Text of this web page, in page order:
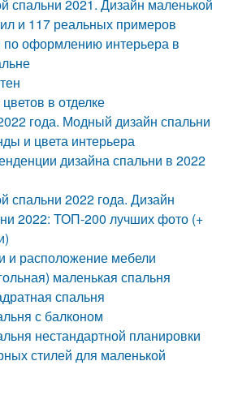
спальни 2021. Дизайн маленькой
и 117 реальных примеров
по оформлению интерьера в
в отделке
года. Модный дизайн спальни
и цвета интерьера
дизайна спальни в 2022
спальни 2022 года. Дизайн
2022: ТОП-200 лучших фото (+
и расположение мебели
маленькая спальня
спальня
с балконом
нестандартной планировки
стилей для маленькой